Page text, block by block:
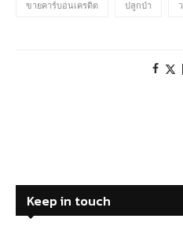
ขายคาร์บอนเครดิต ปลูกป่า
Keep in touch